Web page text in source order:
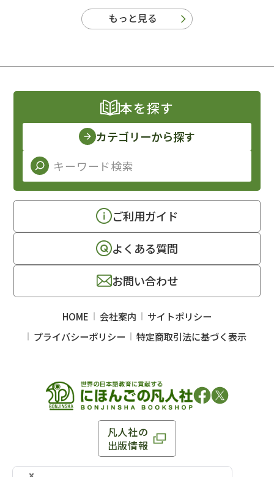
もっと見る
凡人社の
出版情報
〒102-0093 東京都千代田区平河町 1-3-13 8F
本を探す
カテゴリーから探す
ご利用ガイド
よくある質問
お問い合わせ
HOME 会社案内
サイトポリシー
プライバシーポリシー
特定商取引法に基づく表示